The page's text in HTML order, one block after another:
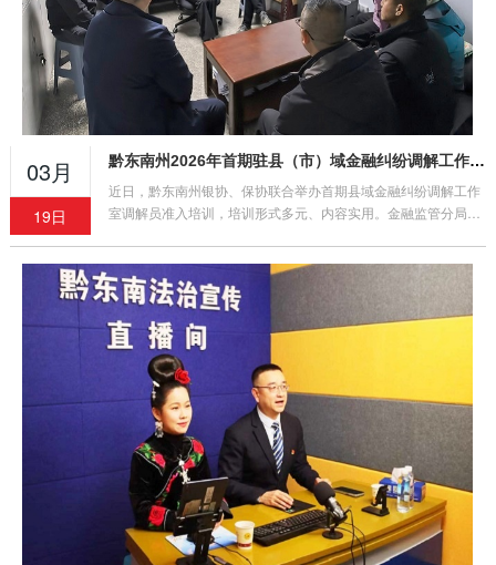
03月
19日
黔东南州2026年首期驻县（市）域金融纠纷调解工作室调解员准入培训顺利举办
近日，黔东南州银协、保协联合举办首期县域金融纠纷调解工作
室调解员准入培训，培训形式多元、内容实用。金融监管分局领